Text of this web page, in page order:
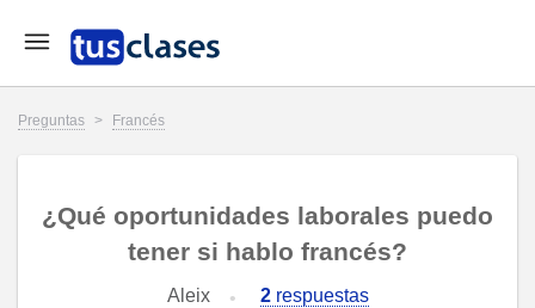
Preguntas > Francés
¿Qué oportunidades laborales puedo
tener si hablo francés?
Aleix 2respuestas